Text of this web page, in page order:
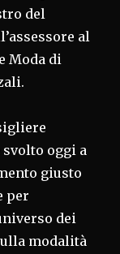
del
al
Moda di
oggi a
giusto
per
dei
modalità